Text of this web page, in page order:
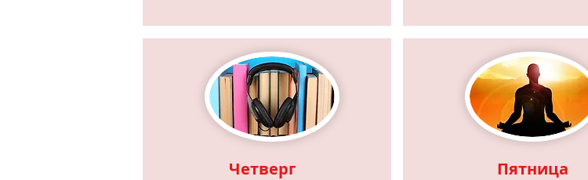
Четверг Пятница